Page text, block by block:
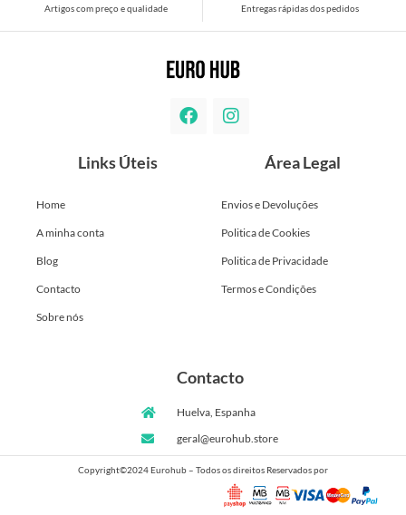
Artigos com preço e qualidade Entregas rápidas dos pedidos
Links Úteis
Home
A minha conta
Blog
Contacto
Sobre nós
Área Legal
Envios e Devoluções
Politica de Cookies
Politica de Privacidade
Termos e Condições
Contacto
Huelva, Espanha
geral@eurohub.store
Copyright©2024 Eurohub – Todos os direitos Reservados por